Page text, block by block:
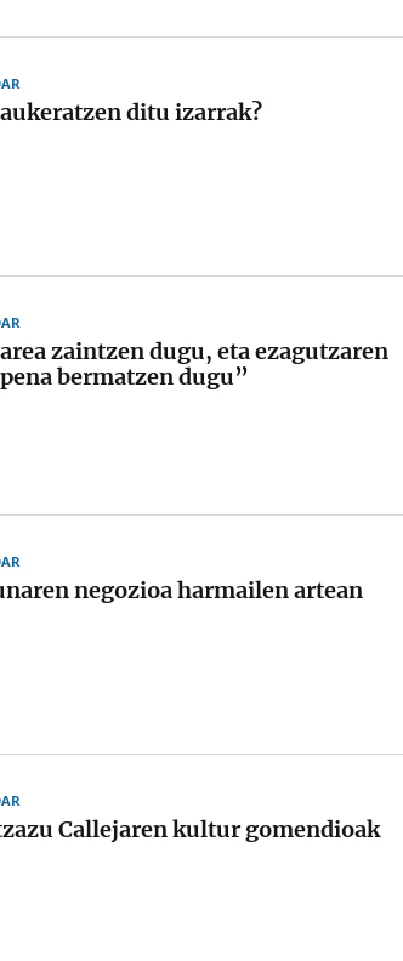
ditu izarrak?
zaintzen dugu, eta ezagutzaren
bermatzen dugu”
negozioa harmailen artean
Callejaren kultur gomendioak